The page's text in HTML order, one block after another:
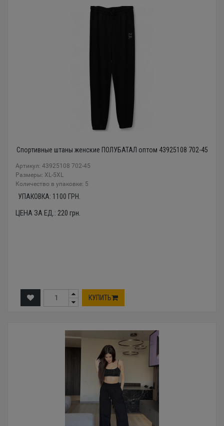
Спортивные штаны женские ПОЛУБАТАЛ оптом 43925108 702-45
Артикул: 43925108 702-45
Размеры: XL-5XL
Количество в упаковке: 5
УПАКОВКА: 1100 ГРН.
ЦЕНА ЗА ЕД.: 220 грн.
КУПИТЬ